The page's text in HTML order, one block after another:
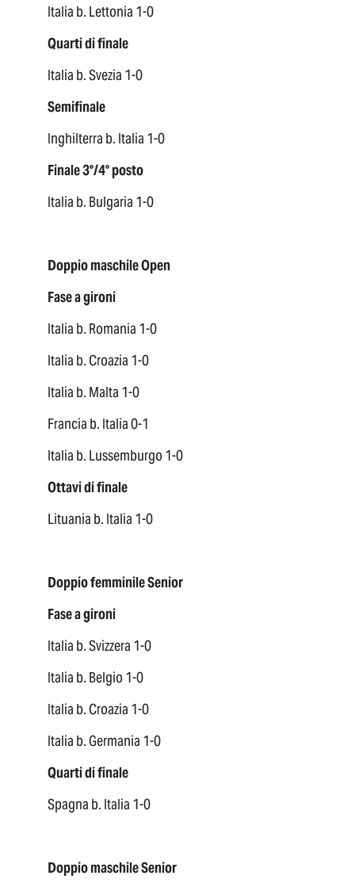
Italia b. Lettonia 1-0
Quarti di finale
Italia b. Svezia 1-0
Semifinale
Inghilterra b. Italia 1-0
Finale 3°/4° posto
Italia b. Bulgaria 1-0
Doppio maschile Open
Fase a gironi
Italia b. Romania 1-0
Italia b. Croazia 1-0
Italia b. Malta 1-0
Francia b. Italia 0-1
Italia b. Lussemburgo 1-0
Ottavi di finale
Lituania b. Italia 1-0
Doppio femminile Senior
Fase a gironi
Italia b. Svizzera 1-0
Italia b. Belgio 1-0
Italia b. Croazia 1-0
Italia b. Germania 1-0
Quarti di finale
Spagna b. Italia 1-0
Doppio maschile Senior